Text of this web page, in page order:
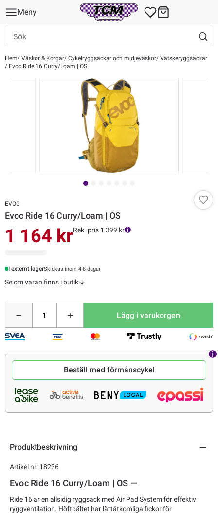
Meny
Hem Väskor & Korgar Cykelryggsäckar och midjeväskor Vätskeryggsäckar
Evoc Ride 16 Curry/Loam | OS
EVOC
Evoc Ride 16 Curry/Loam | OS
1 164 krRek. pris 1 399 kr
I externt lagerSkickas inom 4-8 dagar
Se om varan finns i butik
Lägg i varukorgen
Beställ med förmånscykel
Produktbeskrivning
Artikel nr: 18236
Evoc Ride 16 Curry/Loam | OS —
Ride 16 är en allsidig ryggsäck med Air Pad System för effektiv
ryggventilation. Höftbältet har lättåtkomliga fickor för